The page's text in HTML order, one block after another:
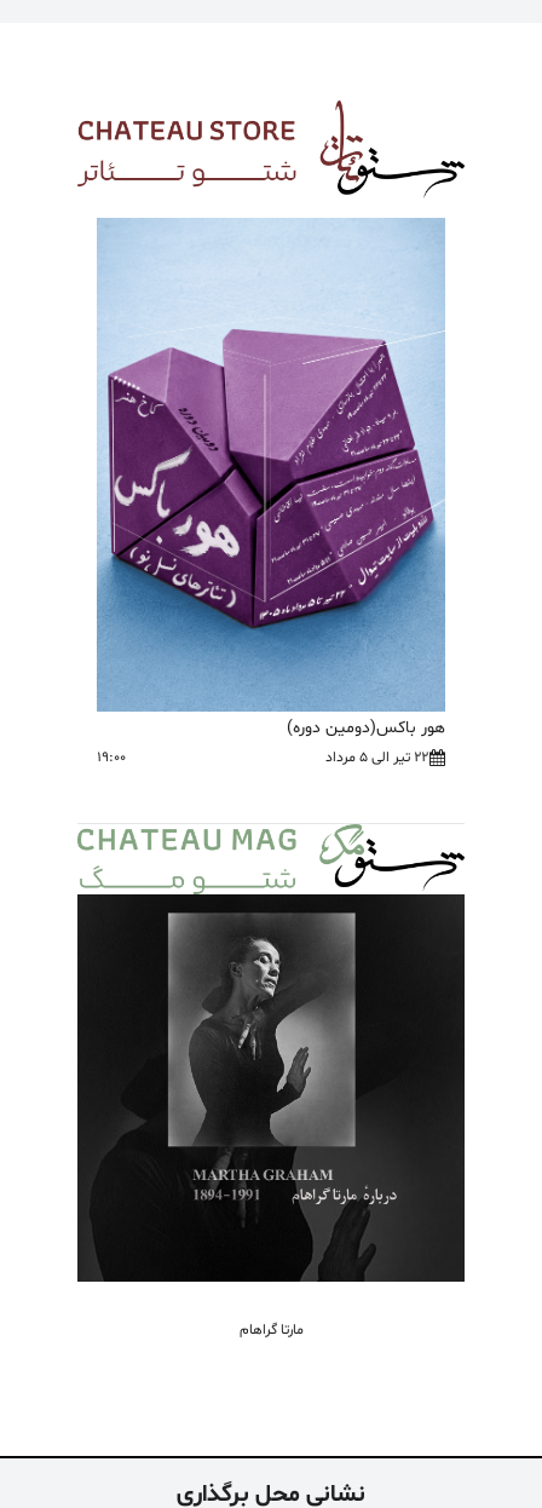
هور باکس(دومین دوره)
22 تیر الی 5 مرداد 19:00
مارتا گراهام
نشانی محل برگذاری